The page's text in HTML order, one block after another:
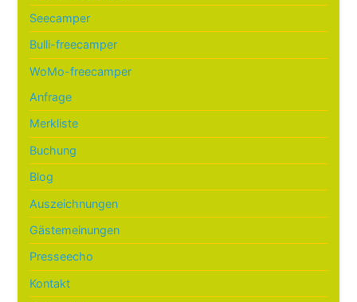
Seecamper
Bulli-freecamper
WoMo-freecamper
Anfrage
Merkliste
Buchung
Blog
Auszeichnungen
Gästemeinungen
Presseecho
Kontakt